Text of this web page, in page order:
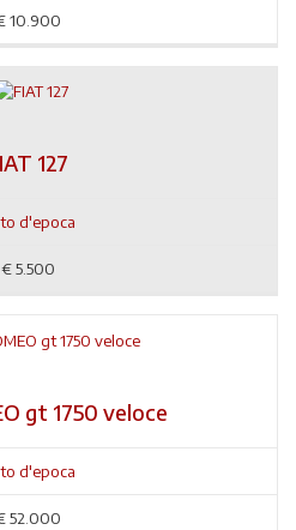
10.900
127
d'epoca
€ 5.500
gt 1750 veloce
d'epoca
52.000